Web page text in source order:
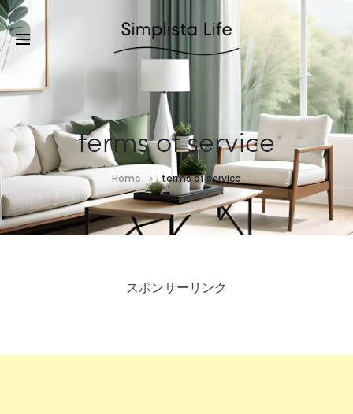
terms of service
Home terms of service
スポンサーリンク